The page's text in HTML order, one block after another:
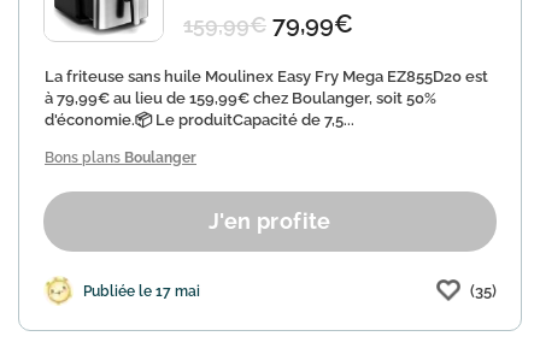
159,99€ 79,99€
La friteuse sans huile Moulinex Easy Fry Mega EZ855D20 est
à 79,99€ au lieu de 159,99€ chez Boulanger, soit 50%
d'économie.📦 Le produitCapacité de 7,5...
Bons plans Boulanger
J'en profite
Publiée le 17 mai (35)